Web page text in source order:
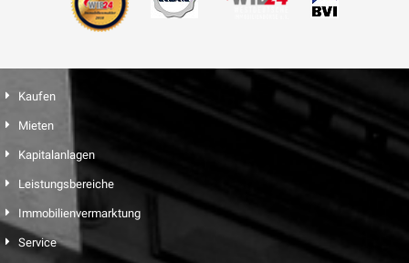
Kaufen
Mieten
Kapitalanlagen
Leistungsbereiche
Immobilienvermarktung
Service